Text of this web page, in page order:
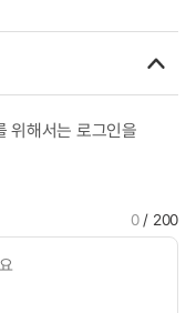
위해서는 로그인을
0/ 200